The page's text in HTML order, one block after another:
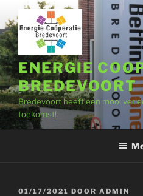
naar
de
inhoud
ENERGIE
BREDEVOORT
Bredevoort heeft een mooi
toekomst!
GEPLAATST
01/17/2021 DOOR ADMIN